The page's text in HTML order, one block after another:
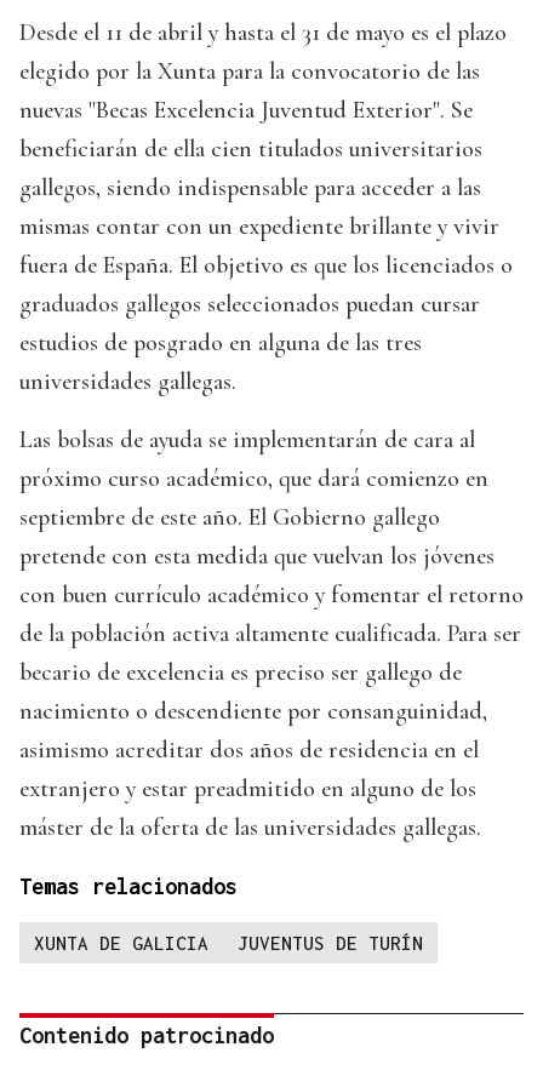
Desde el 11 de abril y hasta el 31 de mayo es el plazo
elegido por la Xunta para la convocatorio de las
nuevas "Becas Excelencia Juventud Exterior". Se
beneficiarán de ella cien titulados universitarios
gallegos, siendo indispensable para acceder a las
mismas contar con un expediente brillante y vivir
fuera de España. El objetivo es que los licenciados o
graduados gallegos seleccionados puedan cursar
estudios de posgrado en alguna de las tres
universidades gallegas.
Las bolsas de ayuda se implementarán de cara al
próximo curso académico, que dará comienzo en
septiembre de este año. El Gobierno gallego
pretende con esta medida que vuelvan los jóvenes
con buen currículo académico y fomentar el retorno
de la población activa altamente cualificada. Para ser
becario de excelencia es preciso ser gallego de
nacimiento o descendiente por consanguinidad,
asimismo acreditar dos años de residencia en el
extranjero y estar preadmitido en alguno de los
máster de la oferta de las universidades gallegas.
Temas relacionados
XUNTA DE GALICIA JUVENTUS DE TURÍN
Contenido patrocinado